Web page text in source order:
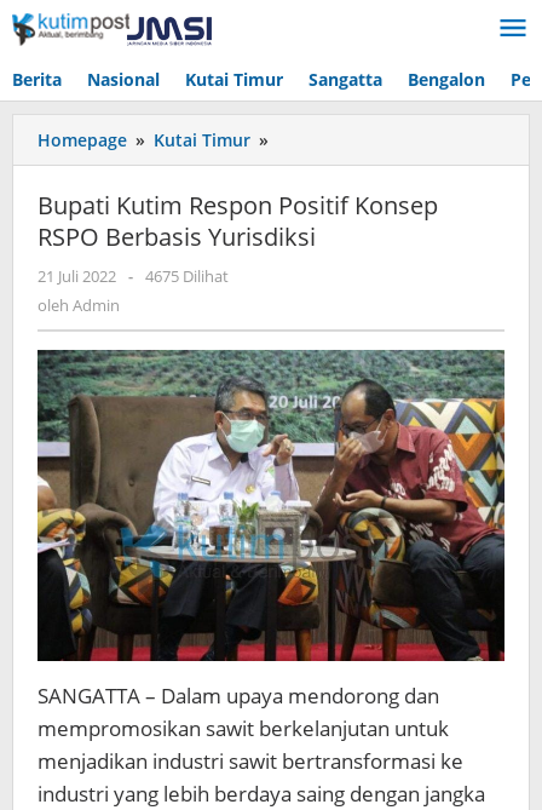
Lewati
ke
Berita Nasional Kutai Timur Sangatta Bengalon
Homepage » Kutai Timur »
Kutim
Positif
Konsep
Bupati Kutim Respon Positif Konsep
RSPO Berbasis Yurisdiksi
21 Juli 2022 oleh
- 4675 Dilihat
oleh Admin
SANGATTA – Dalam upaya mendorong dan
mempromosikan sawit berkelanjutan untuk
menjadikan industri sawit bertransformasi ke
industri yang lebih berdaya saing dengan jangka